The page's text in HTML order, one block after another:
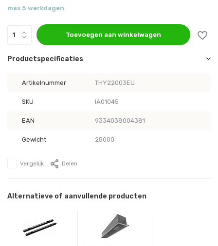
max 5 werkdagen
Toevoegen aan winkelwagen
Productspecificaties
Artikelnummer THY22003EU
SKU IA01045
EAN 9334038004381
Gewicht 25000
Vergelijk Delen
Alternatieve of aanvullende producten